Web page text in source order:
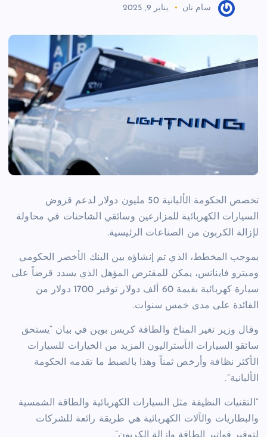
سام نان يناير 9, 2025
تخصص الحكومة الألبانية 50 مليون دولار لدعم قروض
السيارات الكهربائية للمزارعين وسائقي الشاحنات في محاولة
لإزالة الكربون من الصناعات الرئيسية.
بموجب المخطط، الذي تم إنشاؤه بين البنك الأخضر الحكومي
وميترو فاينانس، يمكن للمقترض المؤهل الذي يسدد قرضاً على
سيارة كهربائية بقيمة 60 ألف دولار توفير 1700 دولار من
الفائدة على مدى خمس سنوات.
وقال وزير تغير المناخ والطاقة كريس بوين في بيان “يستحق
سائقو السيارات الأستراليون المزيد من الخيارات للسيارات
الأكثر نظافة وأرخص ثمناً وهذا بالضبط ما تقدمه الحكومة
الألبانية”.
“التقنيات النظيفة مثل السيارات الكهربائية والطاقة الشمسية
والبطاريات والآلات الكهربائية هي طريقة رائعة للشركات